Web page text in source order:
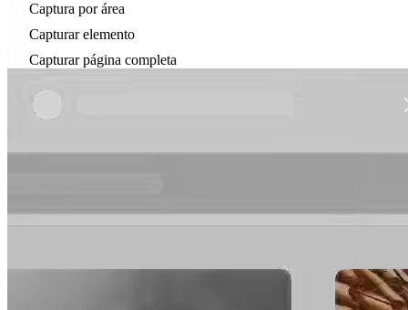
Captura por área
Capturar elemento
Capturar página completa